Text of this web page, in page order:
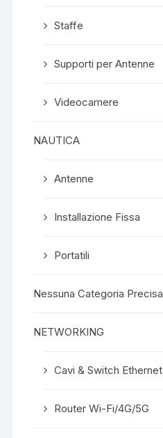
Staffe
Supporti per Antenne
Videocamere
NAUTICA
Antenne
Installazione Fissa
Portatili
Nessuna Categoria Precisa
NETWORKING
Cavi & Switch Ethernet
Router Wi-Fi/4G/5G